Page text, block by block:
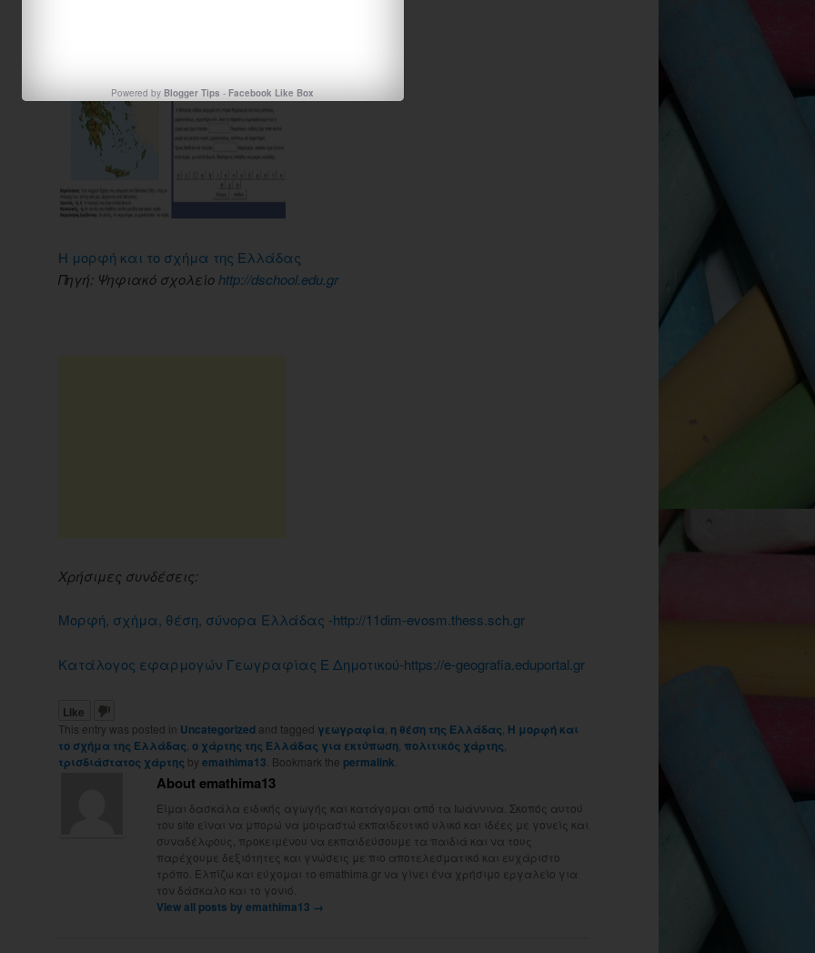
Η μορφή και το σχήμα της Ελλάδας
Πηγή: Ψηφιακό σχολείο http://dschool.edu.gr
Χρήσιμες συνδέσεις:
Μορφή, σχήμα, θέση, σύνορα Ελλάδας -http://11dim-evosm.thess.sch.gr
Κατάλογος εφαρμογών Γεωγραφίας Ε Δημοτικού-https://e-geografia.eduportal.gr
Like
This entry was posted in Uncategorized and tagged γεωγραφία η θέση της Ελλάδας Η μορφή και
το σχήμα της Ελλάδας ο χάρτης της Ελλάδας για εκτύπωση πολιτικός χάρτης
τρισδιάστατος χάρτης by emathima13 . Bookmark the permalink
About emathima13
Είμαι δασκάλα ειδικής αγωγής και κατάγομαι από τα Ιωάννινα. Σκοπός αυτού
του site είναι να μπορώ να μοιραστώ εκπαιδευτικό υλικό και ιδέες με γονείς και
συναδέλφους, προκειμένου να εκπαιδεύσουμε τα παιδιά και να τους
παρέχουμε δεξιότητες και γνώσεις με πιο αποτελεσματικό και ευχάριστο
τρόπο. Ελπίζω και εύχομαι το emathima.gr να γίνει ένα χρήσιμο εργαλείο για
τον δάσκαλο και το γονιό.
View all posts by emathima13 →
Powered byBlogger Tips -Facebook Like Box